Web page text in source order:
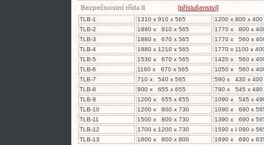
Bezpečnostní třída II [příslušenství]
TLB-1 1310 x 910 x 565
1200 x 800 x 400
TLB-2
1880 x 910 x 565
1770 x 800 x
TLB-3
1880 x 670 x 565
1770 x 560 x
TLB-4
1880 x 1210 x 565
1770 x 1100 x
TLB-5
1530 x 670 x 565
1420 x 560 x
TLB-6
1160 x 670 x 565
1050 x 560 x
TLB-7
710 x 540 x 565
590 x 430 x 400
TLB-8
900 x 655 x 655
790 x 545 x 490
TLB-9
1200 x 655 x 655
1090 x 545 x
TLB-10
1200 x 800 x 730
1090 x 690 x
TLB-11
1500 x 800 x 730
1390 x 690 x
TLB-12
1700 x 1200 x 730
1590 x I 090 x
TLB-13
1800 x 800 x 800 1690 x 690 x